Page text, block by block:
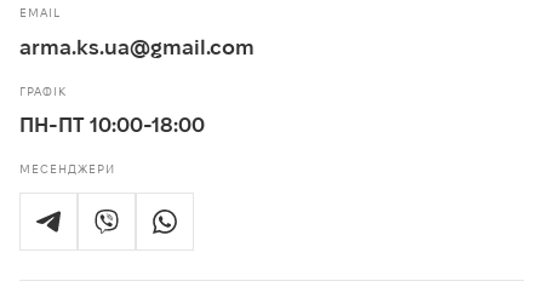
EMAIL
arma.ks.ua@gmail.com
ГРАФІК
ПН-ПТ 10:00-18:00
МЕСЕНДЖЕРИ